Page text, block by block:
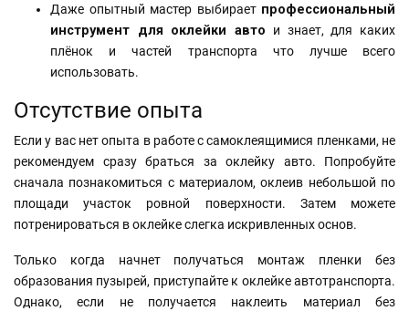
Даже опытный мастер выбирает профессиональный
инструмент для оклейки авто и знает, для каких
плёнок и частей транспорта что лучше всего
использовать.
Отсутствие опыта
Если у вас нет опыта в работе с самоклеящимися пленками, не
рекомендуем сразу браться за оклейку авто. Попробуйте
сначала познакомиться с материалом, оклеив небольшой по
площади участок ровной поверхности. Затем можете
потренироваться в оклейке слегка искривленных основ.
Только когда начнет получаться монтаж пленки без
образования пузырей, приступайте к оклейке автотранспорта.
Однако, если не получается наклеить материал без